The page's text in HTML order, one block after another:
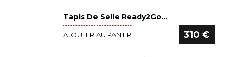
Voir le détail
Tapis De Selle Ready2Go...
AJOUTER AU PANIER 310 €